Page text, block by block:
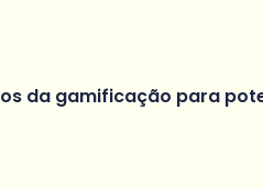
da gamificação para